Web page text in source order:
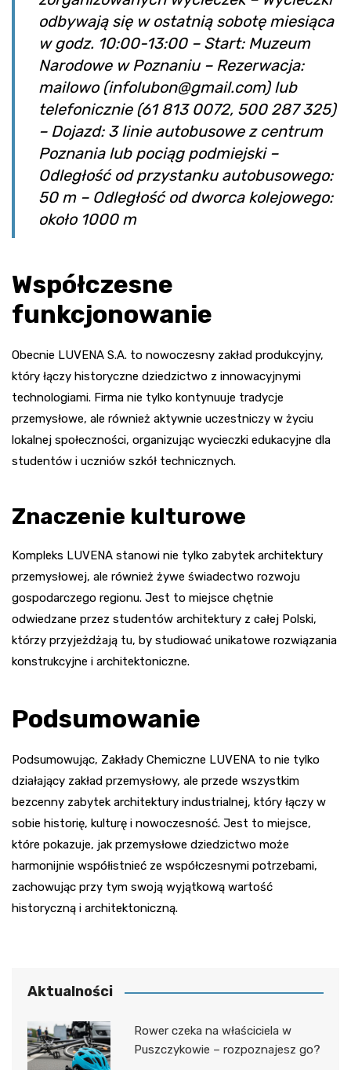
odbywają się w ostatnią sobotę miesiąca
w godz. 10:00-13:00 – Start: Muzeum
Narodowe w Poznaniu – Rezerwacja:
mailowo (infolubon@gmail.com) lub
telefonicznie (61 813 0072, 500 287 325)
– Dojazd: 3 linie autobusowe z centrum
Poznania lub pociąg podmiejski –
Odległość od przystanku autobusowego:
50 m – Odległość od dworca kolejowego:
około 1000 m
Współczesne
funkcjonowanie
Obecnie LUVENA S.A. to nowoczesny zakład produkcyjny,
który łączy historyczne dziedzictwo z innowacyjnymi
technologiami. Firma nie tylko kontynuuje tradycje
przemysłowe, ale również aktywnie uczestniczy w życiu
lokalnej społeczności, organizując wycieczki edukacyjne dla
studentów i uczniów szkół technicznych.
Znaczenie kulturowe
Kompleks LUVENA stanowi nie tylko zabytek architektury
przemysłowej, ale również żywe świadectwo rozwoju
gospodarczego regionu. Jest to miejsce chętnie
odwiedzane przez studentów architektury z całej Polski,
którzy przyjeżdżają tu, by studiować unikatowe rozwiązania
konstrukcyjne i architektoniczne.
Podsumowanie
Podsumowując, Zakłady Chemiczne LUVENA to nie tylko
działający zakład przemysłowy, ale przede wszystkim
bezcenny zabytek architektury industrialnej, który łączy w
sobie historię, kulturę i nowoczesność. Jest to miejsce,
które pokazuje, jak przemysłowe dziedzictwo może
harmonijnie współistnieć ze współczesnymi potrzebami,
zachowując przy tym swoją wyjątkową wartość
historyczną i architektoniczną.
Aktualności
Rower czeka na właściciela w
Puszczykowie – rozpoznajesz go?